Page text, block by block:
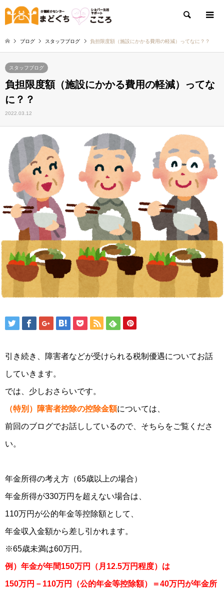
検索
ブログ スタッフブログ 負担限度額（施設にかかる費用の軽減）ってなに？？
スタッフブログ
負担限度額（施設にかかる費用の軽減）ってな
に？？
2022.03.12
引き続き、障害者などが受けられる税制優遇についてお話
していきます。
では、少しおさらいです。
（特別）障害者控除の控除金額については、
前回のブログでお話ししているので、そちらをご覧くださ
い。
年金所得の考え方（65歳以上の場合）
年金所得が330万円を超えない場合は、
110万円が公的年金等控除額として、
年金収入金額から差し引かれます。
※65歳未満は60万円。
例）年金が年間150万円（月12.5万円程度）は
150万円－110万円（公的年金等控除額）＝40万円が年金所